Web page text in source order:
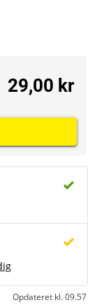
Opdateret kl. 09.57
29,00 kr